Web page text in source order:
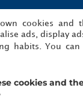
cookies and
ads, display
habits. You can
cookies and